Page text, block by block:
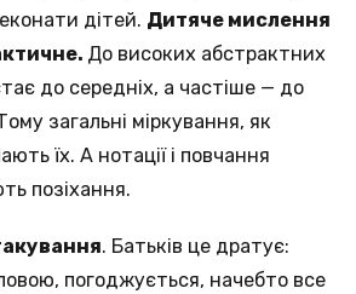
дітей. Дитяче мислення
До високих абстрактних
до середніх, а частіше — до
загальні міркування, як
їх. А нотації і повчання
позіхання.
. Батьків це дратує:
погоджується, начебто все